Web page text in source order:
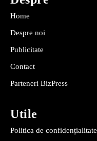
Home
Despre noi
Publicitate
Contact
Parteneri BizPress
Utile
Politica de confidențialitate